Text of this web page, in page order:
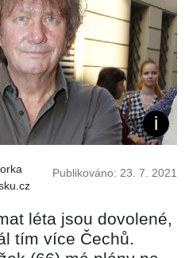
Publikováno: 23. 7. 2021
léta jsou dovolené,
tím více Čechů.